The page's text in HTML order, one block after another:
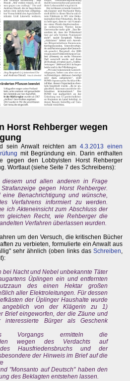
Horst Rehberger wegen
sein Anwalt reichten am4.3.2013 einen
mit Begründung ein. Darin enthalten
gegen den Lobbyisten Horst Rehberger
Wortlaut (siehe Seite 7 des Schreibens):
und allen anderen in Frage
gegen Horst Rehberger.
Benachrichtigung und wünsche,
Verfahrens informiert zu werden.
ich Akteneinsicht zum Abschluss der
gleichen Recht, wie Rehberger die
Verfahren überlassen wurden.
um den Versuch, die kritischen Bücher
zu verbieten, formulierte ein Anwalt aus
sehr ähnlich (oben links dasSchreiben,
bei Nacht und Nebel unbekannte Täter
Üplingen ein und entfernten
des einen Hektar großen
aller Elektroleitungen. Für dessen
der Üplinger Haushalte wurde
von der Klägerin zu 1)
Brief eingeworfen, der die Zäune und
interessierte Bürger als Geschenk
Vorgangs ermitteln die
wegen des Verdachts auf
des Hausfriedensbruchs und der
der Hinweis im Brief auf die
"Monsanto auf Deutsch" haben den
des Beklagten entstehen lassen.